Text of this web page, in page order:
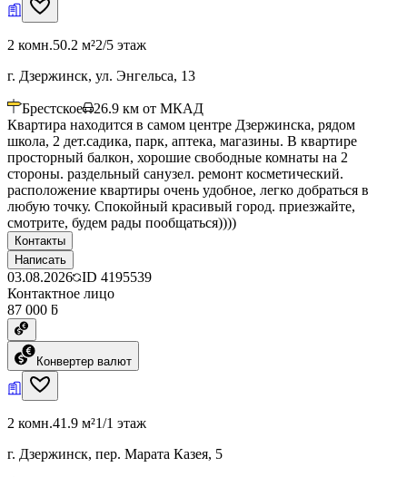
2 комн.50.2 м²2/5 этаж
г. Дзержинск, ул. Энгельса, 13
Брестское 26.9 км от МКАД
Квартира находится в самом центре Дзержинска, рядом
школа, 2 дет.садика, парк, аптека, магазины. В квартире
просторный балкон, хорошие свободные комнаты на 2
стороны. раздельный санузел. ремонт косметический.
расположение квартиры очень удобное, легко добраться в
любую точку. Спокойный красивый город. приезжайте,
смотрите, будем рады пообщаться))))
Контакты
Написать
03.08.2026 ID 4195539
Контактное лицо
87 000 ƃ
Конвертер валют
2 комн.41.9 м²1/1 этаж
г. Дзержинск, пер. Марата Казея, 5